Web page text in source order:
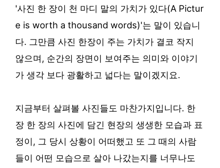
'사진 한 장이 천 마디 말의 가치가 있다(A Pictur
e is worth a thousand words)'는 말이 있습니
다. 그만큼 사진 한장이 주는 가치가 결코 작지
않으며, 순간의 장면이 보여주는 의미와 이야기
가 생각 보다 광활하고 넓다는 말이겠지요.
지금부터 살펴볼 사진들도 마찬가지입니다. 한
장 한 장의 사진에 담긴 현장의 생생한 모습과 표
정이, 그 당시 상황이 어떠했고 또 그 때의 사람
들이 어떤 모습으로 살아 나갔는지를 너무나도